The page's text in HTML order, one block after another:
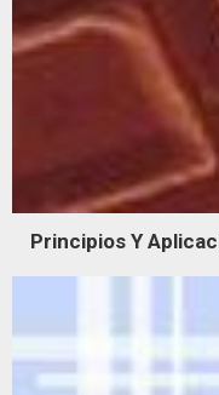
Principios Y